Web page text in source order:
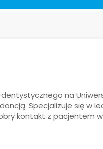
na
Specjalizuje się w
kontakt z pacjentem